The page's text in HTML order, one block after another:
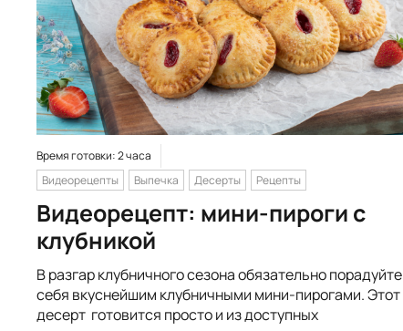
Время готовки: 2 часа
Видеорецепты
Выпечка Десерты Рецепты
Видеорецепт: мини-пироги с
клубникой
В разгар клубничного сезона обязательно порадуйте
себя вкуснейшим клубничными мини-пирогами. Этот
десерт готовится просто и из доступных